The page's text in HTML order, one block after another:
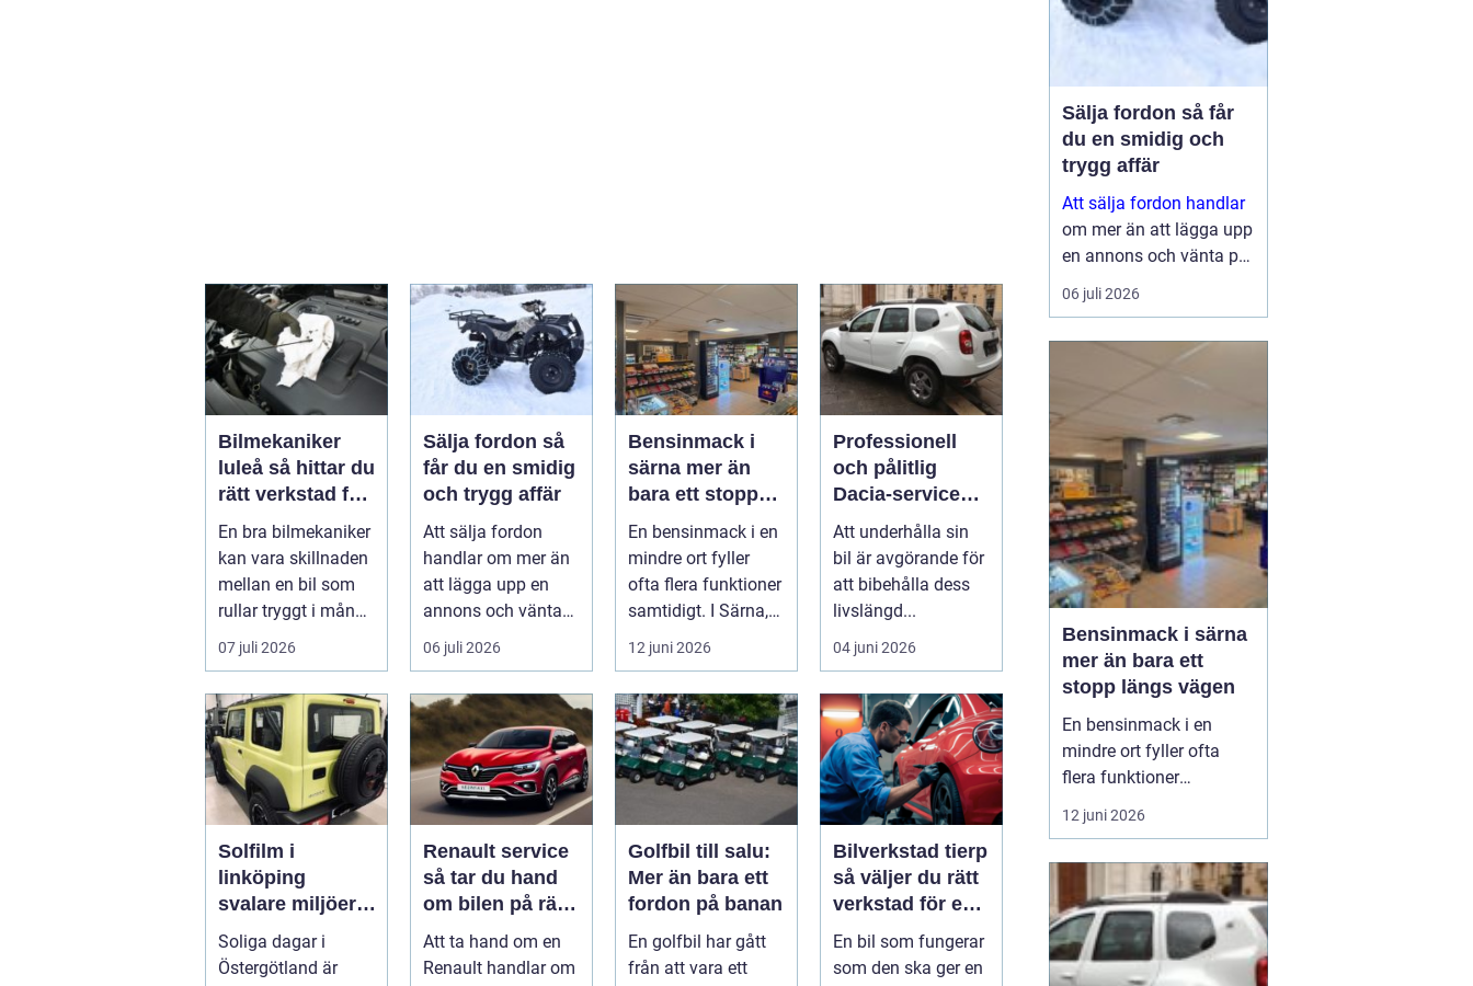
Bilmekaniker
luleå så hittar du
rätt verkstad för
din bil
En bra bilmekaniker
kan vara skillnaden
mellan en bil som
rullar tryggt i många
år och
återkommande ...
07 juli 2026
Sälja fordon så
får du en smidig
och trygg affär
Att sälja fordon
handlar om mer än
att lägga upp en
annons och vänta
på svar. Många vill
få en bra p...
06 juli 2026
Bensinmack i
särna mer än
bara ett stopp
längs vägen
En bensinmack i en
mindre ort fyller
ofta flera funktioner
samtidigt. I Särna,
mitt i norra
Dalarna,...
12 juni 2026
Professionell
och pålitlig
Dacia-service
för din bil
Att underhålla sin
bil är avgörande för
att bibehålla dess
livslängd...
04 juni 2026
Solfilm i
linköping
svalare miljöer,
lägre kostnader
och bättre
Soliga dagar i
Östergötland är
Renault service
så tar du hand
om bilen på rätt
sätt
Att ta hand om en
Renault handlar om
Golfbil till salu:
Mer än bara ett
fordon på banan
En golfbil har gått
från att vara ett
Bilverkstad tierp
så väljer du rätt
verkstad för en
tryggare
bilvardag
En bil som fungerar
som den ska ger en
Sälja fordon så får
du en smidig och
trygg affär
Att sälja fordon handlar
om mer än att lägga upp
en annons och vänta på
svar. Många vill få en
bra peng för bilen,
snöskotern, men lika
viktigt är en säker affär,
snabb betalning oc...
06 juli 2026
Bensinmack i särna
mer än bara ett
stopp längs vägen
En bensinmack i en
mindre ort fyller ofta
flera funktioner
samtidigt. I Särna, mitt i
norra Dalarna, blir
knutpunkt för både
ortsbor och
genomresande. Här
handlar det om mer än
12 juni 2026